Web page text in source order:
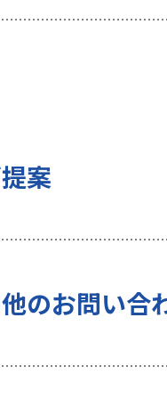
スでは、お客様のブ
を使用する目的は以下
の関心があると考えら
でお客様から個人情報
サイトではGoogle
案
のお問い合